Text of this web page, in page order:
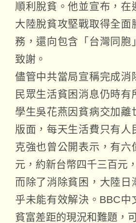
順利脫貧。他並宣布，在
大陸脫貧攻堅戰取得全
務，還向包含「台灣同
致謝。
儘管中共當局宣稱完成消
民眾生活貧困消息仍時
學生吳花燕因貧病交加
版面，每天生活費只有
克強也曾公開表示，有
元，約新台幣四千三百元
而除了消除貧困，大陸
乎未能有效解決。BBC
貧富差距的現況和難題，